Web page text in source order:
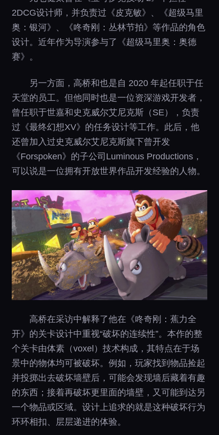
2DCG设计师，并负责过《皮克敏》、《超级马里
奥：银河》、《咚奇刚：丛林节拍》等作品的角色
设计。近年作为导演参与了《超级马里奥：奥德
赛》。
另一方面，高桥和也是自 2020 年起任职于任
天堂的员工。但他同时也是一位资深游戏开发者，
曾任职于世嘉和史克威尔艾尼克斯（SE），负责
过《最终幻想XV》的任务设计等工作。此后，他
还曾加入过史克威尔艾尼克斯旗下曾开发
《Forspoken》的子公司Luminous Productions，
可以说是一位拥有开放世界作品开发经验的人物。
高桥在采访中解释了他在《咚奇刚：蕉力全
开》的关卡设计中重视“破坏的连续性”。本作的整
个关卡由体素（voxel）技术构成，其特点在于场
景中的物体均可被破坏。例如，玩家找到物品捡起
并投掷出去破坏墙壁后，可能会发现墙后藏着有趣
的东西；接着再破坏更里面的墙壁，又可能到达另
一个物品或区域。设计上追求的就是这种破坏行为
环环相扣、层层递进的体验。